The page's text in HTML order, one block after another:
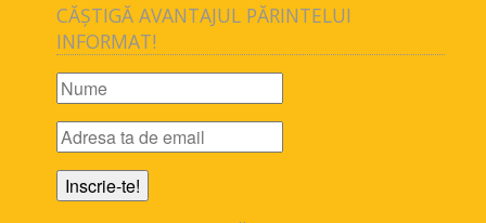
CĂȘTIGĂ AVANTAJUL PĂRINTELUI
INFORMAT!